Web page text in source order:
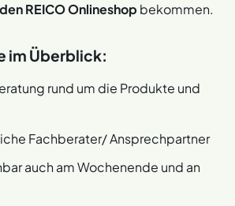
REICO Onlineshop bekommen.
im Überblick:
rund um die Produkte und
Fachberater/ Ansprechpartner
auch am Wochenende und an